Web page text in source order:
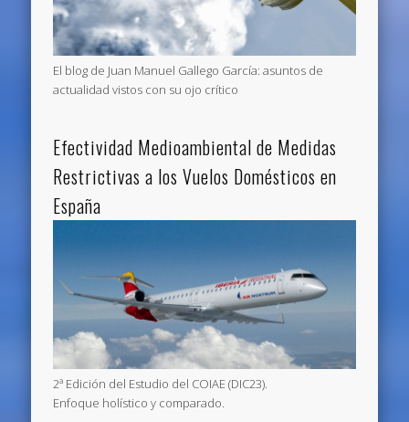
El blog de Juan Manuel Gallego García: asuntos de
actualidad vistos con su ojo crítico
Efectividad Medioambiental de Medidas
Restrictivas a los Vuelos Domésticos en
España
2ª Edición del Estudio del COIAE (DIC23).
Enfoque holístico y comparado.